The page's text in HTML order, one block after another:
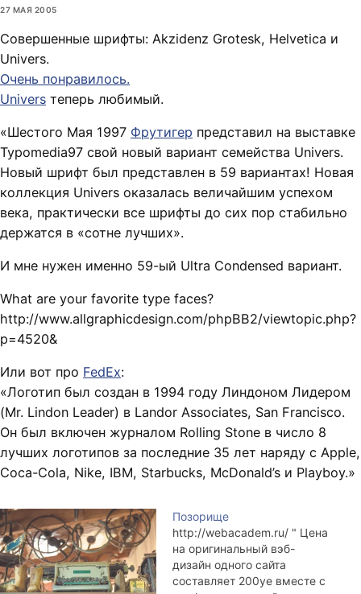
27 МАЯ 2005
Совершенные шрифты: Akzidenz Grotesk, Helvetica и
Univers.
Очень понравилось.
Univers теперь любимый.
«Шестого Мая 1997 Фрутигер представил на выставке
Typomedia97 свой новый вариант семейства Univers.
Новый шрифт был представлен в 59 вариантах! Новая
коллекция Univers оказалась величайшим успехом
века, практически все шрифты до сих пор стабильно
держатся в «сотне лучших».
И мне нужен именно 59-ый Ultra Condensed вариант.
What are your favorite type faces?
http://www.allgraphicdesign.com/phpBB2/viewtopic.php?
p=4520&
Или вот про FedEx:
«Логотип был создан в 1994 году Линдоном Лидером
(Mr. Lindon Leader) в Landor Associates, San Francisco.
Он был включен журналом Rolling Stone в число 8
лучших логотипов за последние 35 лет наряду с Apple,
Coca-Cola, Nike, IBM, Starbucks, McDonald’s и Playboy.»
Позорище
http://webacadem.ru/ " Цена
на оригинальный вэб-
дизайн одного сайта
составляет 200ye вместе с